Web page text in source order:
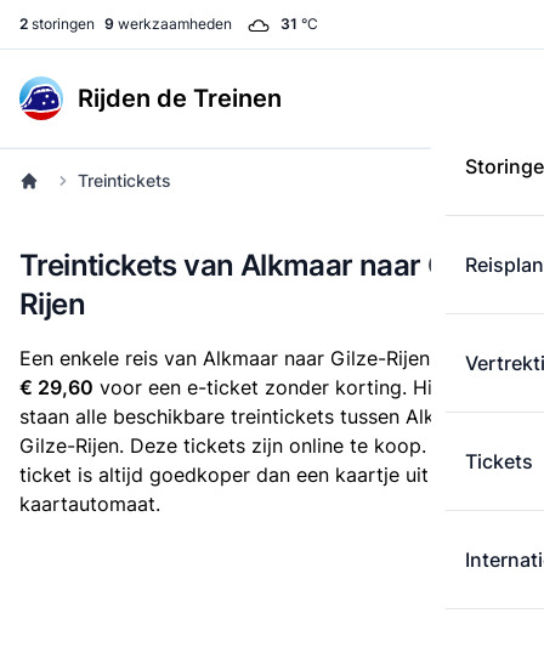
2 storingen 9 werkzaamheden 31 °C
Rijden de Treinen
Tickets
Treintickets
Treintickets van Alkmaar naar Gilze-
Rijen
Een enkele reis van Alkmaar naar Gilze-Rijen kost
€ 29,60 voor een e-ticket zonder korting. Hieronder
staan alle beschikbare treintickets tussen Alkmaar en
Gilze-Rijen. Deze tickets zijn online te koop. Een e-
ticket is altijd goedkoper dan een kaartje uit de
kaartautomaat.